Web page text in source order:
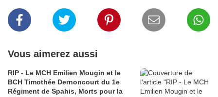
Vous aimerez aussi
RIP - Le MCH Emilien Mougin et le
BCH Timothée Dernoncourt du 1e
Régiment de Spahis, Morts pour la